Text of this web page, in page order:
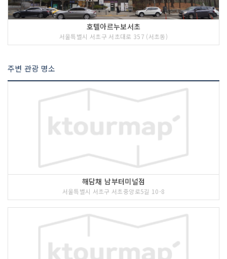
호텔아르누보서초
서울특별시 서초구 서초대로 357 (서초동)
주변 관광 명소
해담채 남부터미널점
서울특별시 서초구 서초중앙로5길 10-8